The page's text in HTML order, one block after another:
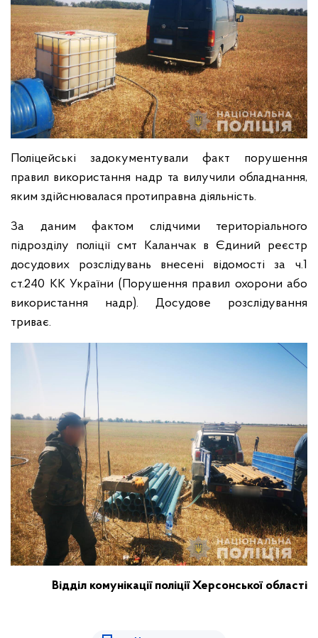
Поліцейські задокументували факт порушення
правил використання надр та вилучили обладнання,
яким здійснювалася протиправна діяльність.
За даним фактом слідчими територіального
підрозділу поліції смт Каланчак в Єдиний реєстр
досудових розслідувань внесені відомості за ч.1
ст.240 КК України (Порушення правил охорони або
використання надр). Досудове розслідування
триває.
Відділ комунікації поліції Херсонської області